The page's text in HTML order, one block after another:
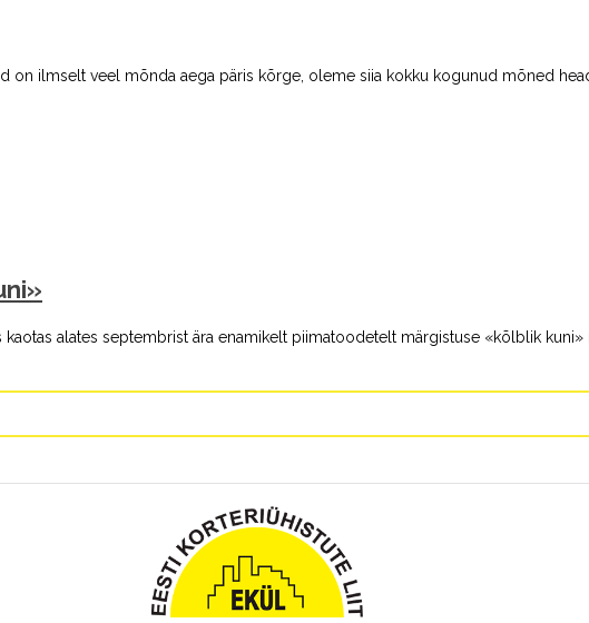
on ilmselt veel mõnda aega päris kõrge, oleme siia kokku kogunud mõned
kaotas alates septembrist ära enamikelt piimatoodetelt märgistuse «kõlblik